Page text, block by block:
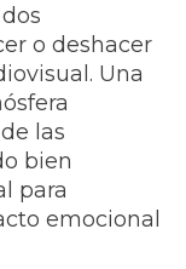
o deshacer
Una
las
bien
para
emocional